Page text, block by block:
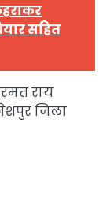
सहित
राय
जिला